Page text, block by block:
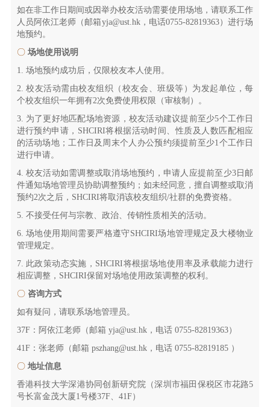
如在非工作日期间或因举办校友活动需要使用场地，请联系工作
人员阿依江老师（邮箱yja@ust.hk，电话0755-82819363）进行场
地预约。
〇 场地使用说明
1. 场地预约成功后，仅限校友本人使用。
2. 校友活动需由校友组织（校友会、班级等）为发起单位，每
个校友组织一年拥有2次免费使用权限（审核制）。
3. 为了更好地匹配场地资源，校友活动建议提前至少5个工作日
进行预约申请，SHCIRI将根据活动时间、性质及人数匹配相应
的活动场地；工作日及周末个人办公预约须提前至少1个工作日
进行申请。
4. 校友活动如需调整或取消场地预约，申请人应提前至少3日邮
件通知场地管理员协助调整预约；如未经同意，擅自调整或取消
预约2次之后，SHCIRI将取消该校友组织/社群的免费资格。
5. 不接受任何与宗教、政治、传销性质相关的活动。
6. 场地使用期间需要严格遵守SHCIRI场地管理规定及大楼物业
管理规定。
7. 此政策动态实施，SHCIRI将根据场地使用率及承载能力进行
相应调整，SHCIRI保留对场地使用政策调整的权利。
〇 咨询方式
如有疑问，请联系场地管理员。
37F：阿依江老师（邮箱 yja@ust.hk，电话 0755-82819363）
41F：张老师（邮箱 pszhang@ust.hk，电话 0755-82819185 ）
〇 地址信息
香港科技大学深港协同创新研究院（深圳市福田保税区市花路5
号长富金茂大厦1号楼37F、41F）